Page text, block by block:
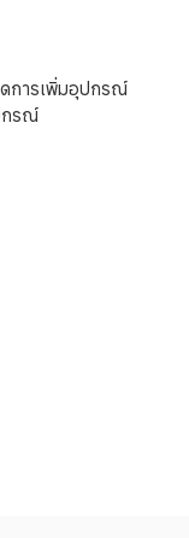
ดการเพิ่มอุปกรณ์
กรณ์